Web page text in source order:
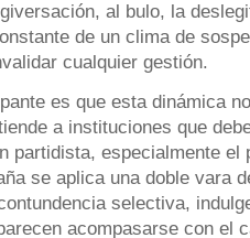
al bulo, la
de un clima de
cualquier gestión.
es que esta dinámica
a instituciones que
partidista, especialmente el
se aplica una doble vara
selectiva,
acompasarse con el